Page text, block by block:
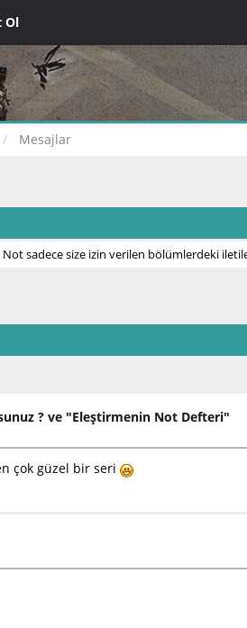
Ol
Mesajlar
Not sadece size izin verilen bölümlerdeki
? ve "Eleştirmenin Not Defteri"
çok güzel bir seri